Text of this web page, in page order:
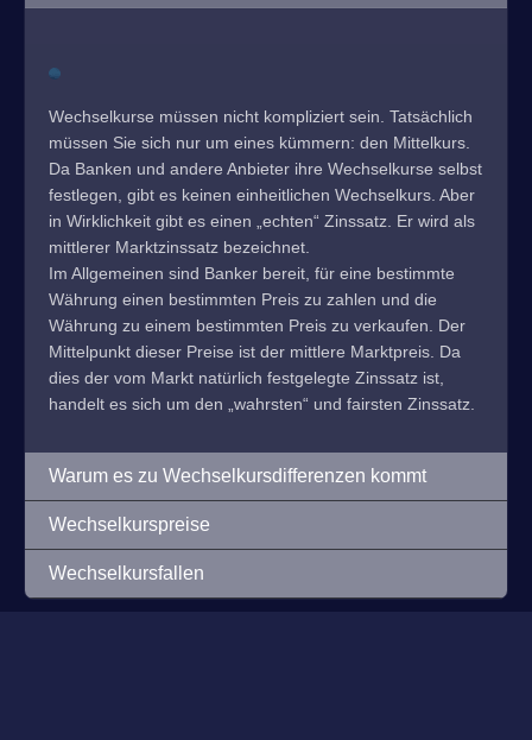
Wechselkurse müssen nicht kompliziert sein. Tatsächlich
müssen Sie sich nur um eines kümmern: den Mittelkurs.
Da Banken und andere Anbieter ihre Wechselkurse selbst
festlegen, gibt es keinen einheitlichen Wechselkurs. Aber
in Wirklichkeit gibt es einen „echten“ Zinssatz. Er wird als
mittlerer Marktzinssatz bezeichnet.
Im Allgemeinen sind Banker bereit, für eine bestimmte
Währung einen bestimmten Preis zu zahlen und die
Währung zu einem bestimmten Preis zu verkaufen. Der
Mittelpunkt dieser Preise ist der mittlere Marktpreis. Da
dies der vom Markt natürlich festgelegte Zinssatz ist,
handelt es sich um den „wahrsten“ und fairsten Zinssatz.
Warum es zu Wechselkursdifferenzen kommt
Wechselkurspreise
Wechselkursfallen